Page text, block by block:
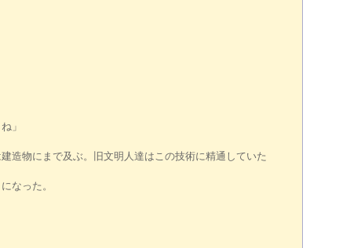
」
造物にまで及ぶ。旧文明人達はこの技術に精通していた
なった。